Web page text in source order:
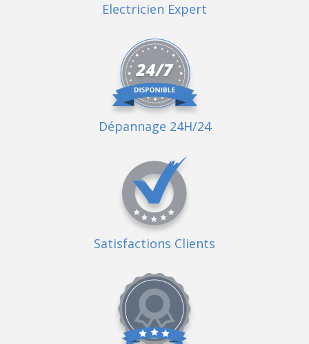
Electricien Expert
Dépannage 24H/24
Satisfactions Clients